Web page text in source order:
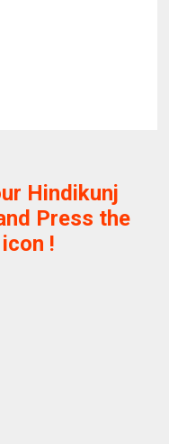
Hindikunj
Press the
!